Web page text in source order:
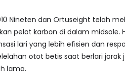
Nineten dan Ortuseight telah
pelat karbon di dalam midsole.
lari yang lebih efisien dan
otot betis saat berlari
lama.